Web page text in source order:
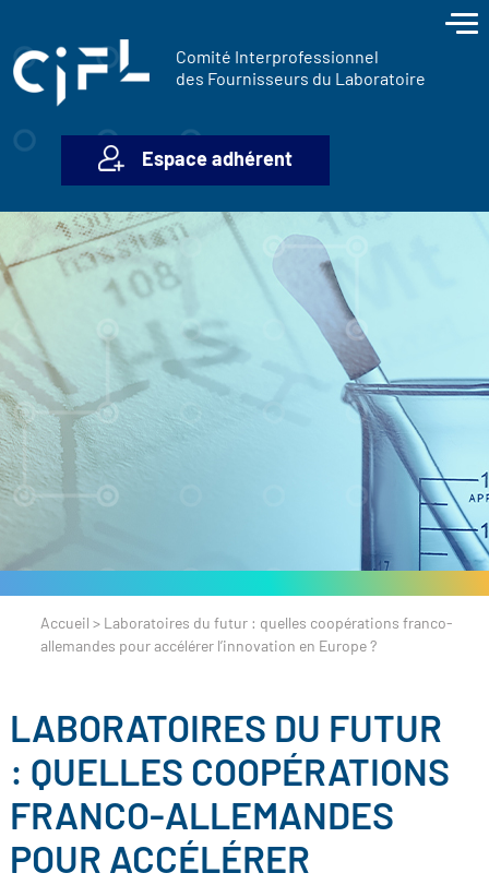
Comité Interprofessionnel
des Fournisseurs du Laboratoire
Espace adhérent
Accueil > Laboratoires du futur : quelles coopérations franco-
allemandes pour accélérer l’innovation en Europe ?
LABORATOIRES DU FUTUR
: QUELLES COOPÉRATIONS
FRANCO-ALLEMANDES
POUR ACCÉLÉRER